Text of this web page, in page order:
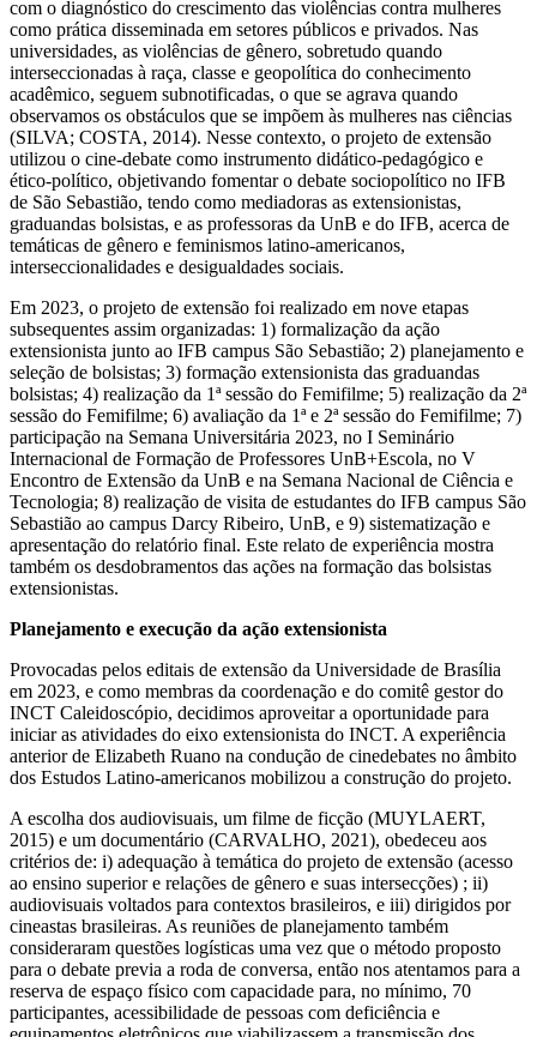
com o diagnóstico do crescimento das violências contra mulheres
como prática disseminada em setores públicos e privados. Nas
universidades, as violências de gênero, sobretudo quando
interseccionadas à raça, classe e geopolítica do conhecimento
acadêmico, seguem subnotificadas, o que se agrava quando
observamos os obstáculos que se impõem às mulheres nas ciências
(SILVA; COSTA, 2014). Nesse contexto, o projeto de extensão
utilizou o cine-debate como instrumento didático-pedagógico e
ético-político, objetivando fomentar o debate sociopolítico no IFB
de São Sebastião, tendo como mediadoras as extensionistas,
graduandas bolsistas, e as professoras da UnB e do IFB, acerca de
temáticas de gênero e feminismos latino-americanos,
interseccionalidades e desigualdades sociais.
Em 2023, o projeto de extensão foi realizado em nove etapas
subsequentes assim organizadas: 1) formalização da ação
extensionista junto ao IFB campus São Sebastião; 2) planejamento e
seleção de bolsistas; 3) formação extensionista das graduandas
bolsistas; 4) realização da 1ª sessão do Femifilme; 5) realização da 2ª
sessão do Femifilme; 6) avaliação da 1ª e 2ª sessão do Femifilme; 7)
participação na Semana Universitária 2023, no I Seminário
Internacional de Formação de Professores UnB+Escola, no V
Encontro de Extensão da UnB e na Semana Nacional de Ciência e
Tecnologia; 8) realização de visita de estudantes do IFB campus São
Sebastião ao campus Darcy Ribeiro, UnB, e 9) sistematização e
apresentação do relatório final. Este relato de experiência mostra
também os desdobramentos das ações na formação das bolsistas
extensionistas.
Planejamento e execução da ação extensionista
Provocadas pelos editais de extensão da Universidade de Brasília
em 2023, e como membras da coordenação e do comitê gestor do
INCT Caleidoscópio, decidimos aproveitar a oportunidade para
iniciar as atividades do eixo extensionista do INCT. A experiência
anterior de Elizabeth Ruano na condução de cinedebates no âmbito
dos Estudos Latino-americanos mobilizou a construção do projeto.
A escolha dos audiovisuais, um filme de ficção (MUYLAERT,
2015) e um documentário (CARVALHO, 2021), obedeceu aos
critérios de: i) adequação à temática do projeto de extensão (acesso
ao ensino superior e relações de gênero e suas intersecções) ; ii)
audiovisuais voltados para contextos brasileiros, e iii) dirigidos por
cineastas brasileiras. As reuniões de planejamento também
consideraram questões logísticas uma vez que o método proposto
para o debate previa a roda de conversa, então nos atentamos para a
reserva de espaço físico com capacidade para, no mínimo, 70
participantes, acessibilidade de pessoas com deficiência e